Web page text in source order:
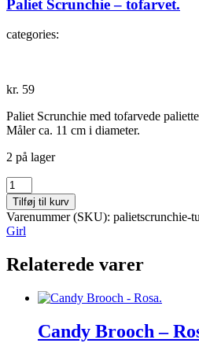
Paliet Scrunchie – tofarvet.
categories:
kr. 59
Paliet Scrunchie med tofarvede
Måler ca. 11 cm i diameter.
2 på lager
Paliet
Scrunchie
-
tofarvet.
antal
Tilføj til kurv
Varenummer (SKU): palietscrunchie-
Girl
Relaterede varer
Candy Brooch –